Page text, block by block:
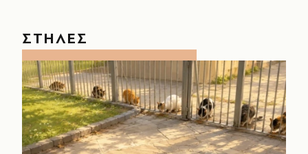
ΣΤΗΛΕΣ